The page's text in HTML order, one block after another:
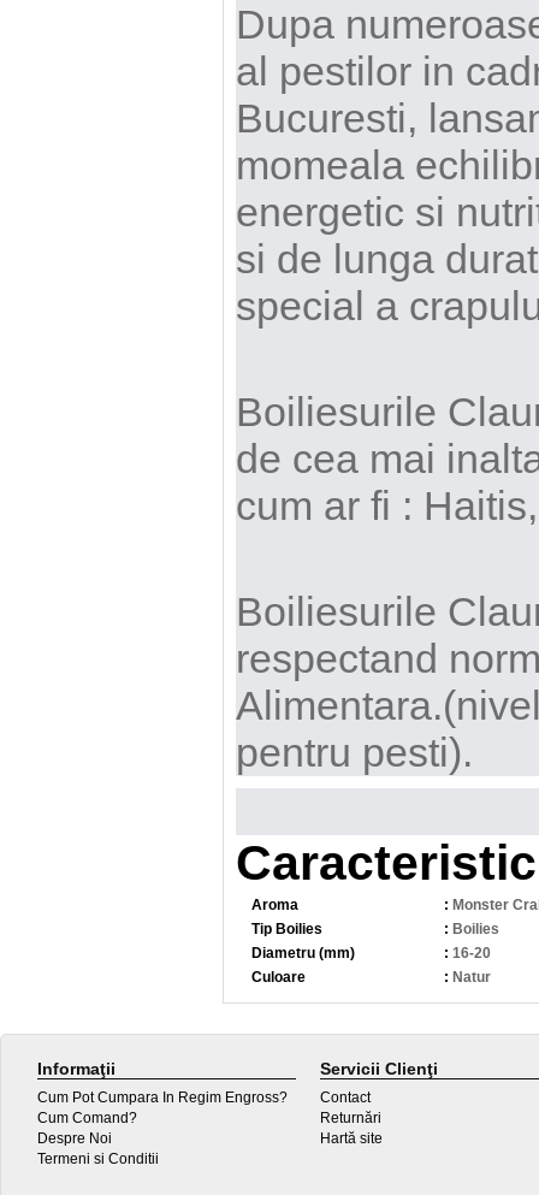
Dupa
al pestilor in
Bucuresti,
momeala
energetic si
si de lunga
special a
Boiliesurile
de cea mai
cum ar fi :
Boiliesurile
respectand
pentru pesti).
Aroma : Monster
Tip Boilies
: Boilies
Diametru (mm)
: 16-20
Culoare
: Natur
Informaţii
Cum Pot Cumpara In Regim Engross?
Cum Comand?
Despre Noi
Termeni si Conditii
Servicii Clienţi
Contact
Returnări
Hartă site